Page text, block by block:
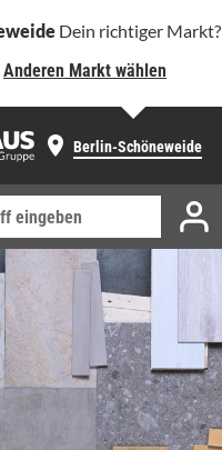
Dein richtiger Markt?
Anderen Markt wählen
Berlin-Schöneweide